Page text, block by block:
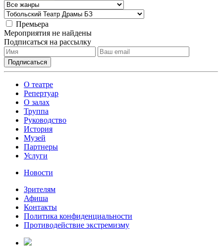
Премьера
Мероприятия не найдены
Подписаться на рассылку
О театре
Репертуар
О залах
Труппа
Руководство
История
Музей
Партнеры
Услуги
Новости
Зрителям
Афиша
Контакты
Политика конфиденциальности
Противодействие экстремизму